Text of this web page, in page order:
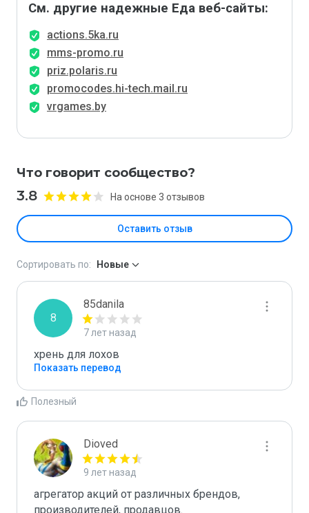
См. другие надежные Еда веб-сайты:
actions.5ka.ru
mms-promo.ru
priz.polaris.ru
promocodes.hi-tech.mail.ru
vrgames.by
Что говорит сообщество?
3.8 На основе 3 отзывов
Оставить отзыв
Сортировать по: Новые
8
85danila
7 лет назад
хрень для лохов
Показать перевод
Полезный
Dioved
9 лет назад
агрегатор акций от различных брендов,
производителей, продавцов.